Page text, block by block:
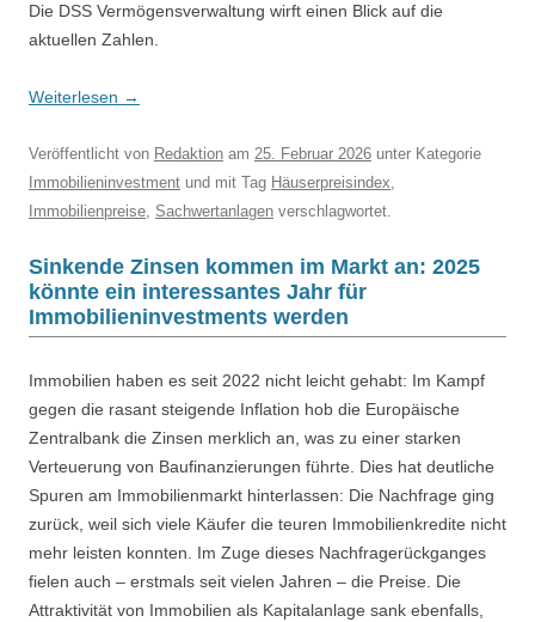
Die DSS Vermögensverwaltung wirft einen Blick auf die
aktuellen Zahlen.
Weiterlesen →
Veröffentlicht von Redaktion am 25. Februar 2026 unter Kategorie
Immobilieninvestment und mit Tag Häuserpreisindex,
Immobilienpreise, Sachwertanlagen verschlagwortet.
Sinkende Zinsen kommen im Markt an: 2025
könnte ein interessantes Jahr für
Immobilieninvestments werden
Immobilien haben es seit 2022 nicht leicht gehabt: Im Kampf
gegen die rasant steigende Inflation hob die Europäische
Zentralbank die Zinsen merklich an, was zu einer starken
Verteuerung von Baufinanzierungen führte. Dies hat deutliche
Spuren am Immobilienmarkt hinterlassen: Die Nachfrage ging
zurück, weil sich viele Käufer die teuren Immobilienkredite nicht
mehr leisten konnten. Im Zuge dieses Nachfragerückganges
fielen auch – erstmals seit vielen Jahren – die Preise. Die
Attraktivität von Immobilien als Kapitalanlage sank ebenfalls,